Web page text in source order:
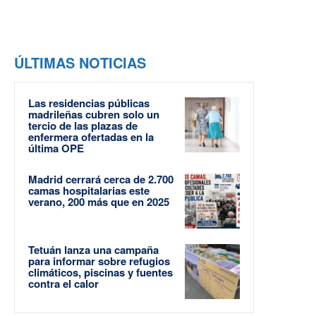
ÚLTIMAS NOTICIAS
Las residencias públicas
madrileñas cubren solo un
tercio de las plazas de
enfermera ofertadas en la
última OPE
Madrid cerrará cerca de 2.700
camas hospitalarias este
verano, 200 más que en 2025
Tetuán lanza una campaña
para informar sobre refugios
climáticos, piscinas y fuentes
contra el calor